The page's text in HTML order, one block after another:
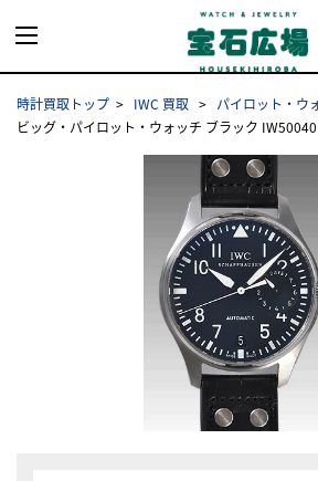
時計買取トップ IWC 買取
パイロット・ウ
ビッグ・パイロット・ウォッチ ブラック